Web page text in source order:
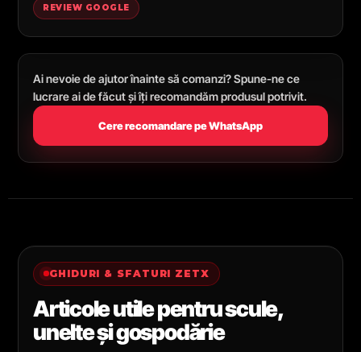
REVIEW GOOGLE
Ai nevoie de ajutor înainte să comanzi? Spune-ne ce
lucrare ai de făcut și îți recomandăm produsul potrivit.
Cere recomandare pe WhatsApp
GHIDURI & SFATURI ZETX
Articole utile pentru scule,
unelte și gospodărie